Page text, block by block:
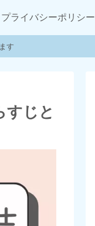
プライバシーポリシー
す
すじと